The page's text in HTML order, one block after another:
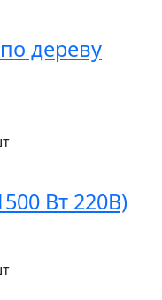
дереву
Вт 220В)